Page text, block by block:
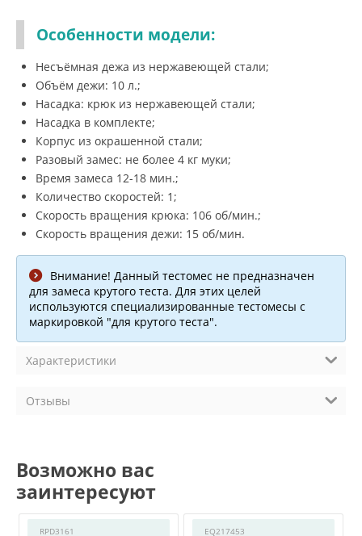
Особенности модели:
Несъёмная дежа из нержавеющей стали;
Объём дежи: 10 л.;
Насадка: крюк из нержавеющей стали;
Насадка в комплекте;
Корпус из окрашенной стали;
Разовый замес: не более 4 кг муки;
Время замеса 12-18 мин.;
Количество скоростей: 1;
Скорость вращения крюка: 106 об/мин.;
Скорость вращения дежи: 15 об/мин.
Внимание! Данный тестомес не предназначен
для замеса крутого теста. Для этих целей
используются специализированные тестомесы с
маркировкой "для крутого теста".
Характеристики
Отзывы
Возможно вас
заинтересуют
RPD3161 EQ217453